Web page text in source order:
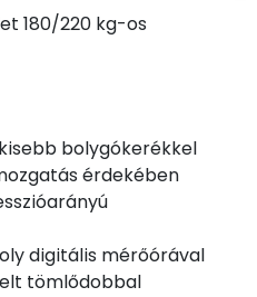
180/220 kg-os
bolygókerékkel
érdekében
digitális mérőórával
tömlődobbal